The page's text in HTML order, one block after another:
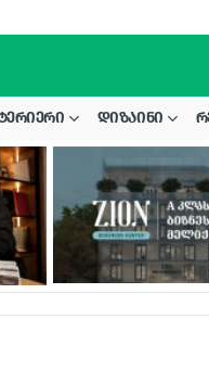
ᲓᲘᲖᲐᲘᲜᲘ